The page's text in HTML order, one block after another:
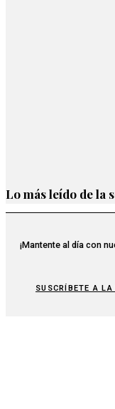
Lo más leído de la
¡Mantente al día con
SUSCRÍBETE A